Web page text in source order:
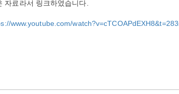
자료라서 링크하였습니다.
www.youtube.com/